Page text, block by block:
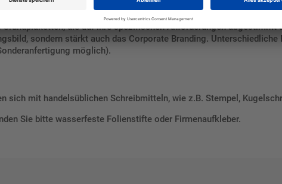
die auf ihre spezifischen Anforderungen
sondern stärkt auch das Corporate Branding.
möglich).
sich mit handelsüblichen Schreibmitteln, wie z.B. Stempel,
Sie bitte wasserfeste Folienstifte oder Firmenaufkleber.